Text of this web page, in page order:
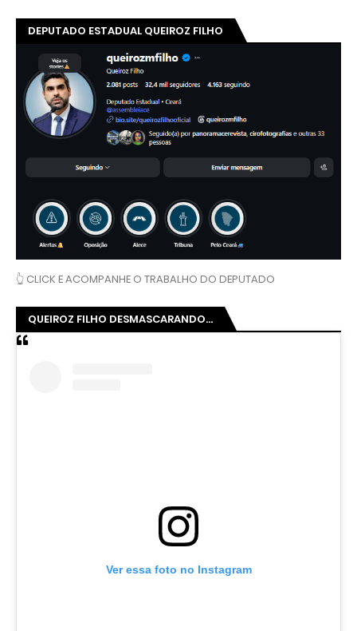
DEPUTADO ESTADUAL QUEIROZ FILHO
👆 CLICK E ACOMPANHE O TRABALHO DO DEPUTADO
QUEIROZ FILHO DESMASCARANDO...
Ver essa foto no Instagram